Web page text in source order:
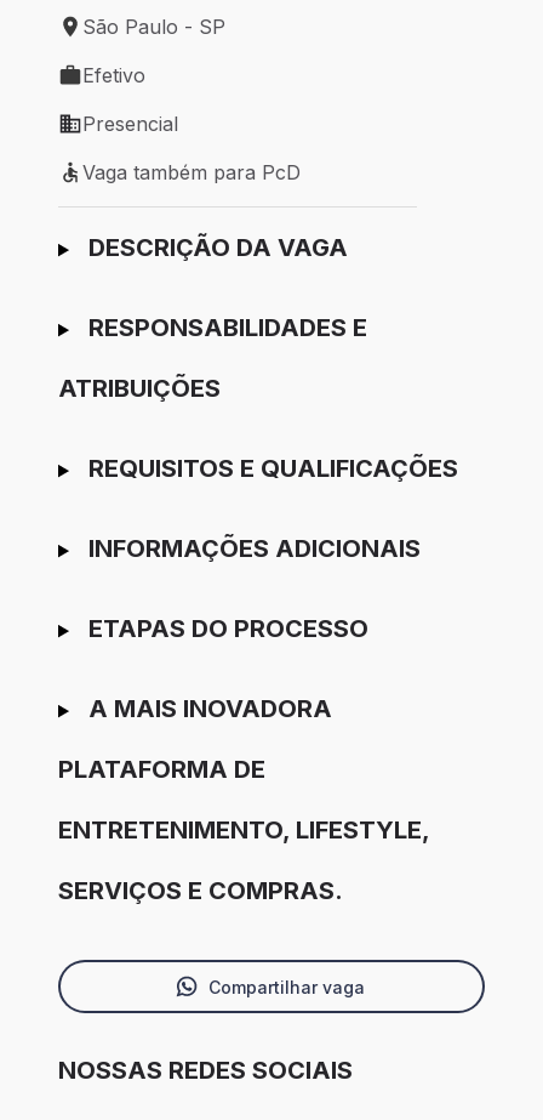
Local de trabalho: São Paulo - SP
São Paulo - SP
Tipo de vaga: Efetivo
Efetivo
Modelo de trabalho: Presencial
Presencial
Vaga também para PcD
Vaga também para PcD
Ir para candidatura
DESCRIÇÃO DA VAGA
RESPONSABILIDADES E
ATRIBUIÇÕES
REQUISITOS E QUALIFICAÇÕES
INFORMAÇÕES ADICIONAIS
ETAPAS DO PROCESSO
A MAIS INOVADORA
PLATAFORMA DE
ENTRETENIMENTO, LIFESTYLE,
SERVIÇOS E COMPRAS.
Compartilhar vaga
NOSSAS REDES SOCIAIS